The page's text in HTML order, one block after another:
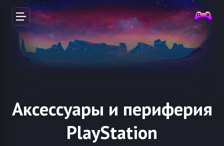
Аксессуары и периферия
PlayStation